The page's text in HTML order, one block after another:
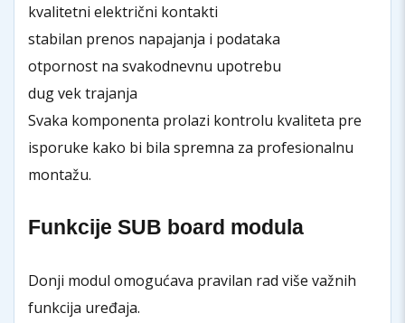
kvalitetni električni kontakti
stabilan prenos napajanja i podataka
otpornost na svakodnevnu upotrebu
dug vek trajanja
Svaka komponenta prolazi kontrolu kvaliteta pre
isporuke kako bi bila spremna za profesionalnu
montažu.
Funkcije SUB board modula
Donji modul omogućava pravilan rad više važnih
funkcija uređaja.